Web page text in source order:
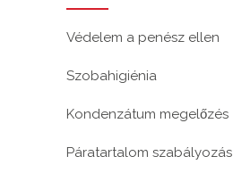
Védelem a penész ellen
Szobahigiénia
Kondenzátum megelőzés
Páratartalom szabályozás